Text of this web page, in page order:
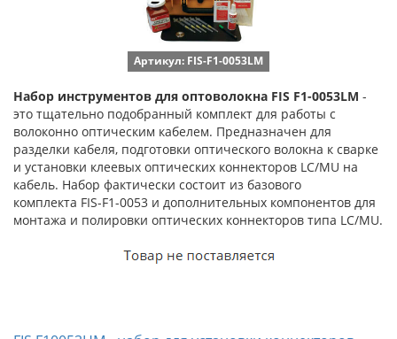
Артикул: FIS-F1-0053LM
Набор инструментов для оптоволокна FIS F1-0053LM -
это тщательно подобранный комплект для работы с
волоконно оптическим кабелем. Предназначен для
разделки кабеля, подготовки оптического волокна к сварке
и установки клеевых оптических коннекторов LC/MU на
кабель. Набор фактически состоит из базового
комплекта FIS-F1-0053 и дополнительных компонентов для
монтажа и полировки оптических коннекторов типа LC/MU.